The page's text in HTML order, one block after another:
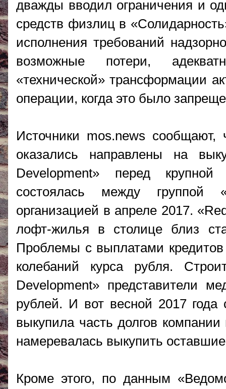
дважды вводил ограничения и
средств физлиц в
исполнения требований
возможные потери,
«технической» трансформации
операции, когда это было
Источники mos.news сообщают,
оказались направлены на
Development» перед крупной
состоялась между группой
организацией в апреле 2017.
лофт-жилья в столице близ
Проблемы с выплатами
колебаний курса рубля.
Development» представители
рублей. И вот весной 2017 года
выкупила часть долгов
намеревалась выкупить
Кроме этого, по данным